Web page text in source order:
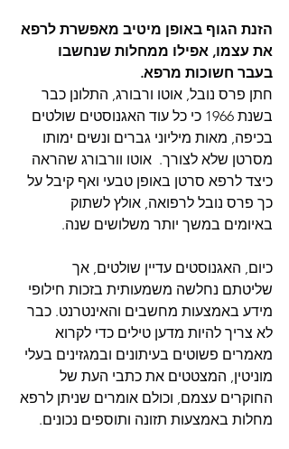
הזנת הגוף באופן מיטיב מאפשרת לרפא
את עצמו, אפילו ממחלות שנחשבו
בעבר חשוכות מרפא.
חתן פרס נובל, אוטו ורבורג, התלונן כבר
בשנת 1966 כי כל עוד האגנוסטים שולטים
בכיפה, מאות מיליוני גברים ונשים ימותו
מסרטן שלא לצורך.  אוטו וורבורג שהראה
כיצד לרפא סרטן באופן טבעי ואף קיבל על
כך פרס נובל לרפואה, אולץ לשתוק
באיומים במשך יותר משלושים שנה.
כיום, האגנוסטים עדיין שולטים, אך
שליטתם נחלשה משמעותית בזכות חילופי
מידע באמצעות מחשבים והאינטרנט. כבר
לא צריך להיות מדען טילים כדי לקרוא
מאמרים פשוטים בעיתונים ובמגזינים בעלי
מוניטין, המצטטים את כתבי העת של
החוקרים עצמם, וכולם אומרים שניתן לרפא
מחלות באמצעות תזונה ותוספים נכונים.